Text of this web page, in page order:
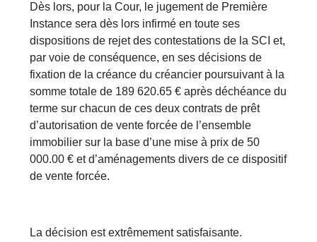
Dès lors, pour la Cour, le jugement de Première
Instance sera dès lors infirmé en toute ses
dispositions de rejet des contestations de la SCI et,
par voie de conséquence, en ses décisions de
fixation de la créance du créancier poursuivant à la
somme totale de 189 620.65 € après déchéance du
terme sur chacun de ces deux contrats de prêt
d’autorisation de vente forcée de l’ensemble
immobilier sur la base d’une mise à prix de 50
000.00 € et d’aménagements divers de ce dispositif
de vente forcée.
La décision est extrêmement satisfaisante.